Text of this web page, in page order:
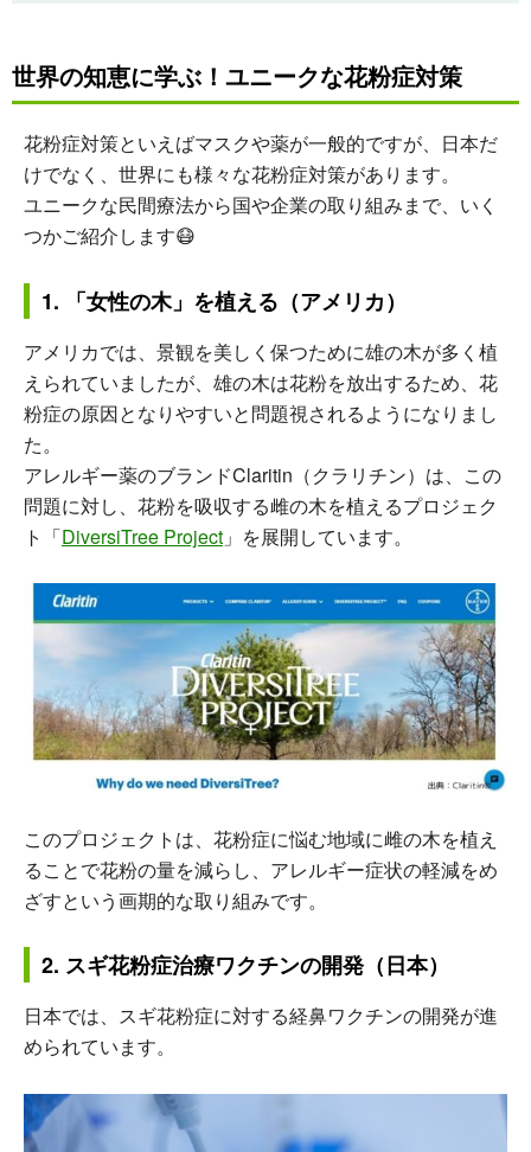
世界の知恵に学ぶ！ユニークな花粉症対策
花粉症対策といえばマスクや薬が一般的ですが、日本だ
けでなく、世界にも様々な花粉症対策があります。
ユニークな民間療法から国や企業の取り組みまで、いく
つかご紹介します😷
1. 「女性の木」を植える（アメリカ）
アメリカでは、景観を美しく保つために雄の木が多く植
えられていましたが、雄の木は花粉を放出するため、花
粉症の原因となりやすいと問題視されるようになりまし
た。
アレルギー薬のブランドClaritin（クラリチン）は、この
問題に対し、花粉を吸収する雌の木を植えるプロジェク
ト「DiversiTree Project 」を展開しています。
このプロジェクトは、花粉症に悩む地域に雌の木を植え
ることで花粉の量を減らし、アレルギー症状の軽減をめ
ざすという画期的な取り組みです。
2. スギ花粉症治療ワクチンの開発（日本）
日本では、スギ花粉症に対する経鼻ワクチンの開発が進
められています。